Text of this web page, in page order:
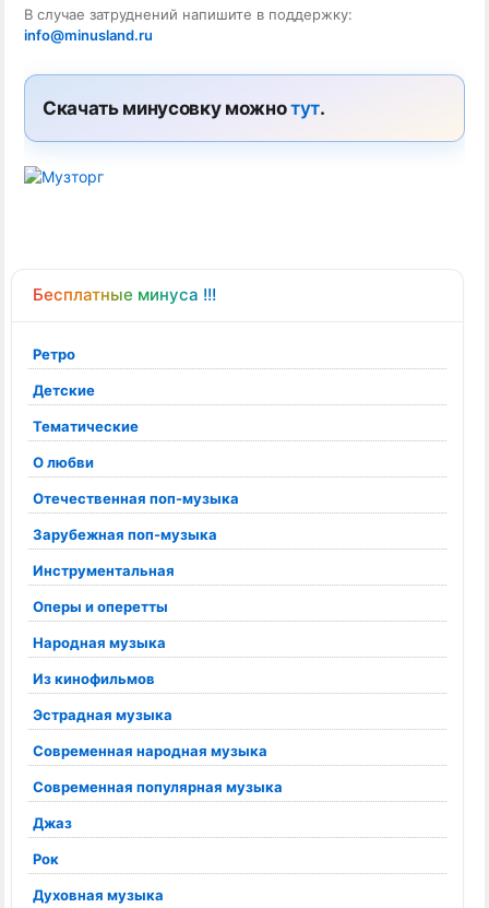
Бесплатные минуса !!!
Ретро
Детские
Тематические
О любви
Отечественная поп-музыка
Зарубежная поп-музыка
Инструментальная
Оперы и оперетты
Народная музыка
Из кинофильмов
Эстрадная музыка
Современная народная музыка
Современная популярная музыка
Джаз
Рок
Духовная музыка
В случае затруднений напишите в поддержку:
info@minusland.ru
Скачать минусовку можнотут.